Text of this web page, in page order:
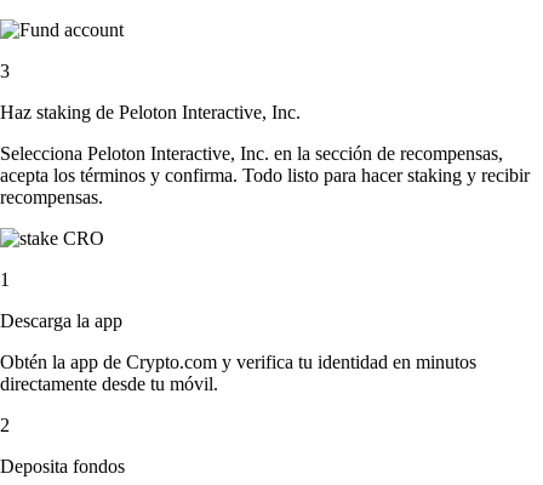
3
Haz staking de Peloton Interactive, Inc.
Selecciona Peloton Interactive, Inc. en la sección de recompensas,
acepta los términos y confirma. Todo listo para hacer staking y recibir
recompensas.
1
Descarga la app
Obtén la app de Crypto.com y verifica tu identidad en minutos
directamente desde tu móvil.
2
Deposita fondos